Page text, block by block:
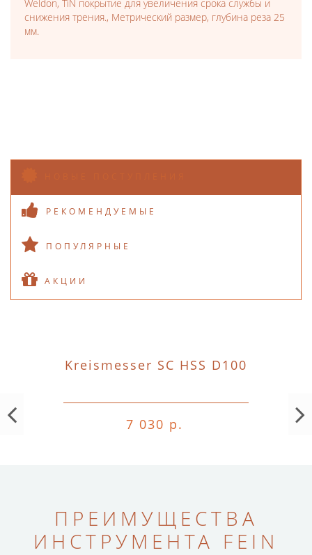
Weldon, TiN покрытие для увеличения срока службы и
снижения трения., Метрический размер, глубина реза 25
мм.
РЕКОМЕНДУЕМЫЕ
ПОПУЛЯРНЫЕ
АКЦИИ
Kreismesser SC HSS D100
7 030 р.
ПРЕИМУЩЕСТВА
ИНСТРУМЕНТА FEIN